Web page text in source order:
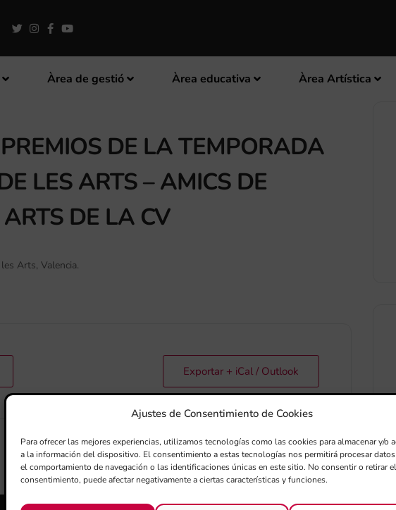
Ajustes de Consentimiento de Cookies
Para ofrecer las mejores experiencias, utilizamos tecnologías como las cookies para almacenar y/o
a la información del dispositivo. El consentimiento a estas tecnologías nos permitirá procesar
el comportamiento de navegación o las identificaciones únicas en este sitio. No consentir o retirar el
consentimiento, puede afectar negativamente a ciertas características y funciones.
Àrea de gestió Àrea educativa Àrea Artística
DE LA TEMPORADA
LES ARTS – AMICS DE
ARTS DE LA CV
Arts, Valencia.
Exportar + iCal / Outlook